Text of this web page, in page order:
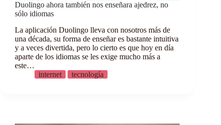
Duolingo ahora también nos enseñara ajedrez, no
sólo idiomas
La aplicación Duolingo lleva con nosotros más de
una década, su forma de enseñar es bastante intuitiva
y a veces divertida, pero lo cierto es que hoy en día
aparte de los idiomas se les exige mucho más a
este…
internet
tecnología